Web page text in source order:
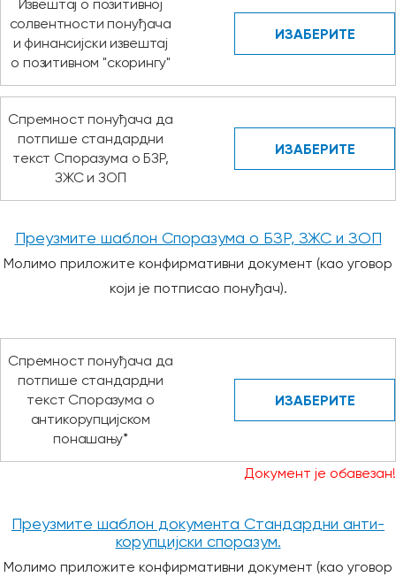
Извештај о позитивној
солвентности понуђача
и финансијски извештај
о позитивном "скорингу"
ИЗАБЕРИТЕ
Спремност понуђача да
потпише стандардни
текст Споразума о БЗР,
ЗЖС и ЗОП
ИЗАБЕРИТЕ
Преузмите шаблон Споразума о БЗР, ЗЖС и ЗОП
Молимо приложите конфирмативни документ (као уговор
који је потписао понуђач).
Спремност понуђача да
потпише стандардни
текст Споразума о
антикорупцијском
понашању*
ИЗАБЕРИТЕ
Документ је обавезан!
Преузмите шаблон документа Стандардни анти-
корупцијски споразум.
Молимо приложите конфирмативни документ (као уговор